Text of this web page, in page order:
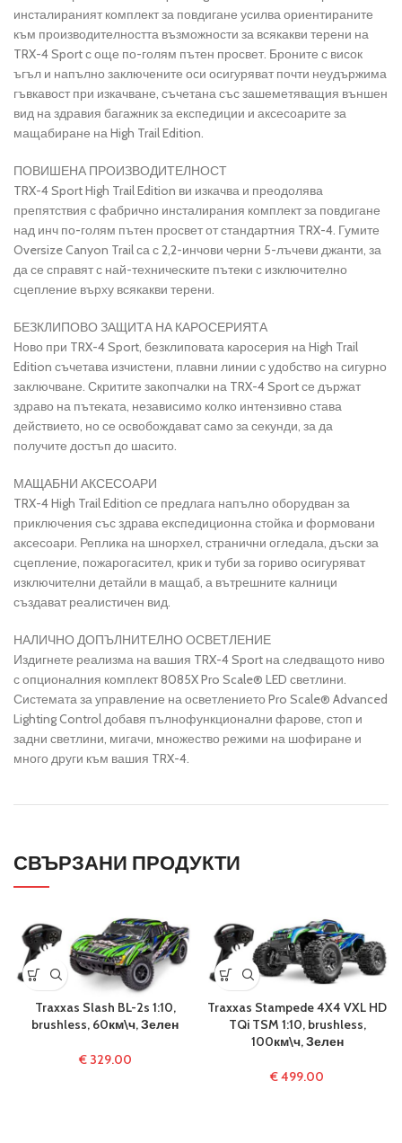
инсталираният комплект за повдигане усилва ориентираните
към производителността възможности за всякакви терени на
TRX-4 Sport с още по-голям пътен просвет. Броните с висок
ъгъл и напълно заключените оси осигуряват почти неудържима
гъвкавост при изкачване, съчетана със зашеметяващия външен
вид на здравия багажник за експедиции и аксесоарите за
мащабиране на High Trail Edition.
ПОВИШЕНА ПРОИЗВОДИТЕЛНОСТ
TRX-4 Sport High Trail Edition ви изкачва и преодолява
препятствия с фабрично инсталирания комплект за повдигане
над инч по-голям пътен просвет от стандартния TRX-4. Гумите
Oversize Canyon Trail са с 2,2-инчови черни 5-лъчеви джанти, за
да се справят с най-техническите пътеки с изключително
сцепление върху всякакви терени.
БЕЗКЛИПОВО ЗАЩИТА НА КАРОСЕРИЯТА
Ново при TRX-4 Sport, безклиповата каросерия на High Trail
Edition съчетава изчистени, плавни линии с удобство на сигурно
заключване. Скритите закопчалки на TRX-4 Sport се държат
здраво на пътеката, независимо колко интензивно става
действието, но се освобождават само за секунди, за да
получите достъп до шасито.
МАЩАБНИ АКСЕСОАРИ
TRX-4 High Trail Edition се предлага напълно оборудван за
приключения със здрава експедиционна стойка и формовани
аксесоари. Реплика на шнорхел, странични огледала, дъски за
сцепление, пожарогасител, крик и туби за гориво осигуряват
изключителни детайли в мащаб, а вътрешните калници
създават реалистичен вид.
НАЛИЧНО ДОПЪЛНИТЕЛНО ОСВЕТЛЕНИЕ
Издигнете реализма на вашия TRX-4 Sport на следващото ниво
с опционалния комплект 8085X Pro Scale® LED светлини.
Системата за управление на осветлението Pro Scale® Advanced
Lighting Control добавя пълнофункционални фарове, стоп и
задни светлини, мигачи, множество режими на шофиране и
много други към вашия TRX-4.
СВЪРЗАНИ ПРОДУКТИ
Traxxas Slash BL-2s 1:10,
brushless, 60км\ч, Зелен
€329.00
Traxxas Stampede 4X4 VXL HD
TQi TSM 1:10, brushless,
100км\ч, Зелен
€499.00